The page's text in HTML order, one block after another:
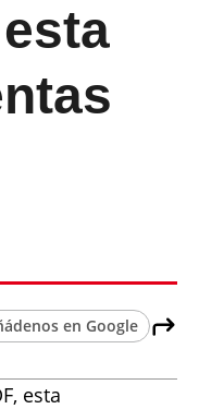
en Google
esta